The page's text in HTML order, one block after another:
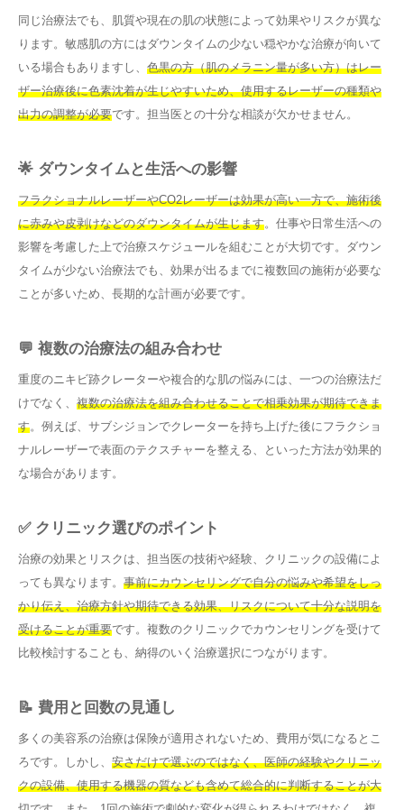
同じ治療法でも、肌質や現在の肌の状態によって効果やリスクが異な
ります。敏感肌の方にはダウンタイムの少ない穏やかな治療が向いて
いる場合もありますし、 色黒の方（肌のメラニン量が多い方）はレー
ザー治療後に色素沈着が生じやすいため、使用するレーザーの種類や
出力の調整が必要です。担当医との十分な相談が欠かせません。
🌟 ダウンタイムと生活への影響
フラクショナルレーザーやCO2レーザーは効果が高い一方で、施術後
に赤みや皮剥けなどのダウンタイムが生じます。仕事や日常生活への
影響を考慮した上で治療スケジュールを組むことが大切です。ダウン
タイムが少ない治療法でも、効果が出るまでに複数回の施術が必要な
ことが多いため、長期的な計画が必要です。
💬 複数の治療法の組み合わせ
重度のニキビ跡クレーターや複合的な肌の悩みには、一つの治療法だ
けでなく、 複数の治療法を組み合わせることで相乗効果が期待できま
す。例えば、サブシジョンでクレーターを持ち上げた後にフラクショ
ナルレーザーで表面のテクスチャーを整える、といった方法が効果的
な場合があります。
✅ クリニック選びのポイント
治療の効果とリスクは、担当医の技術や経験、クリニックの設備によ
っても異なります。 事前にカウンセリングで自分の悩みや希望をしっ
かり伝え、治療方針や期待できる効果、リスクについて十分な説明を
受けることが重要です。複数のクリニックでカウンセリングを受けて
比較検討することも、納得のいく治療選択につながります。
📝 費用と回数の見通し
多くの美容系の治療は保険が適用されないため、費用が気になるとこ
ろです。しかし、 安さだけで選ぶのではなく、医師の経験やクリニッ
クの設備、使用する機器の質なども含めて総合的に判断することが大